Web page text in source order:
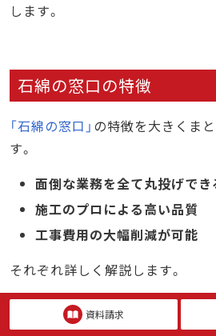
します。
石綿の窓口の特徴
「石綿の窓口」 の特徴を大きくま
す。
面倒な業務を全て丸投げでき
施工のプロによる高い品質
工事費用の大幅削減が可能
それぞれ詳しく解説します。
特徴1. 面倒な業務を全て丸投
CIC日本建設情報センターの「石
資料請求